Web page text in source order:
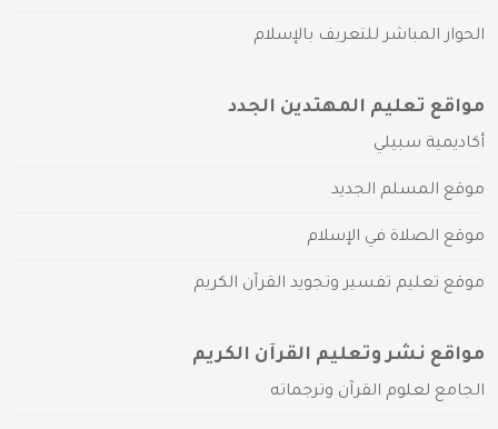
الحوار المباشر للتعريف بالإسلام
مواقع تعليم المهتدين الجدد
أكاديمية سبيلي
موقع المسلم الجديد
موقع الصلاة في الإسلام
موقع تعليم تفسير وتجويد القرآن الكريم
مواقع نشر وتعليم القرآن الكريم
الجامع لعلوم القرآن وترجماته